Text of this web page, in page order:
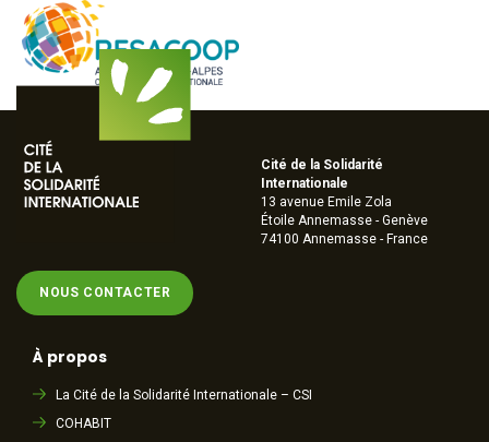
NOUS CONTACTER
Cité de la Solidarité
Internationale
13 avenue Emile Zola
Étoile Annemasse - Genève
74100 Annemasse - France
À propos
La Cité de la Solidarité Internationale – CSI
COHABIT